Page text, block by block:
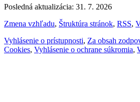
Posledná aktualizácia: 31. 7. 2026
Zmena vzhľadu, Štruktúra stránok, RSS,
Vyhlásenie o prístupnosti, Za obsah
Cookies, Vyhlásenie o ochrane súkromia,